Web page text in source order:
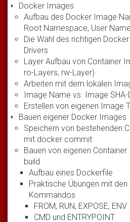
Docker Images
Aufbau des Docker Image
Root Namespace, User
Die Wahl des richtigen
Drivers
Layer Aufbau von Container
ro-Layers, rw-Layer)
Arbeiten mit dem lokalen
Image Name vs. Image SHA-
Erstellen von eigenen Image
Bauen eigener Docker Images
Speichern von bestehenden
mit docker commit
Bauen von eigenen
Aufbau eines Dockerfile
Praktische Übungen mit
Kommandos
FROM, RUN, EXPOSE, ENV
CMD und ENTRYPOINT